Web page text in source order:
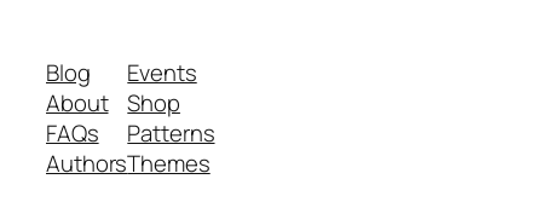
Blog
About
FAQs
Authors
Events
Shop
Patterns
Themes